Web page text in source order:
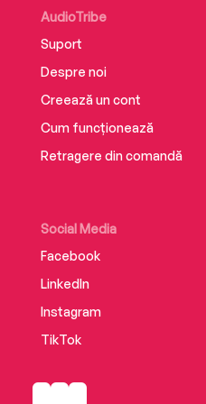
AudioTribe
Suport
Despre noi
Creează un cont
Cum funcționează
Retragere din comandă
Social Media
Facebook
LinkedIn
Instagram
TikTok